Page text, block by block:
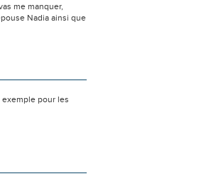
me manquer,
Nadia ainsi que
pour les